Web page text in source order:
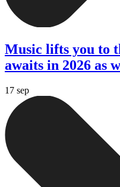
Music lifts you to
awaits in 2026 as
17 sep